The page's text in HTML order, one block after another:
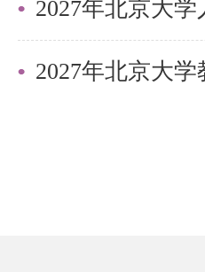
2027年北京大